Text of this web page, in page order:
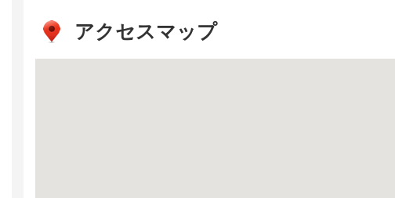
アクセスマップ